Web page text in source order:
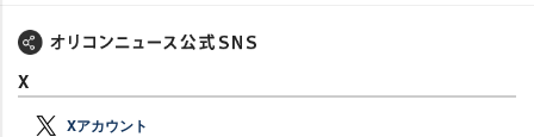
X
Xアカウント